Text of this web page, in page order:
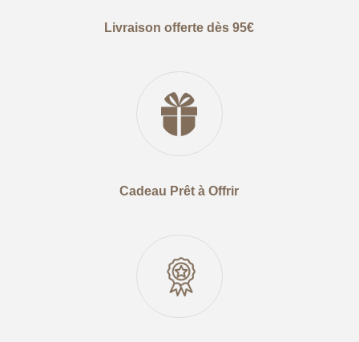
Livraison offerte dès 95€
Cadeau Prêt à Offrir